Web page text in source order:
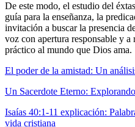
De este modo, el estudio del
guía para la enseñanza, la
invitación a buscar la presencia
voz con apertura responsable y
práctico al mundo que Dios ama.
El poder de la amistad: Un
Un Sacerdote Eterno:
Isaías 40:1-11 explicación:
vida cristiana